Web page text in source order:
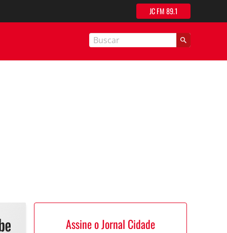
JC FM 89.1
Assine o Jornal Cidade